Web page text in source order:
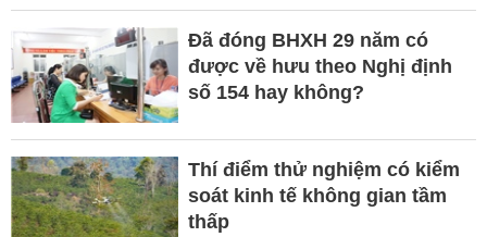
Đã đóng BHXH 29 năm có
được về hưu theo Nghị định
số 154 hay không?
Thí điểm thử nghiệm có kiểm
soát kinh tế không gian tầm
thấp